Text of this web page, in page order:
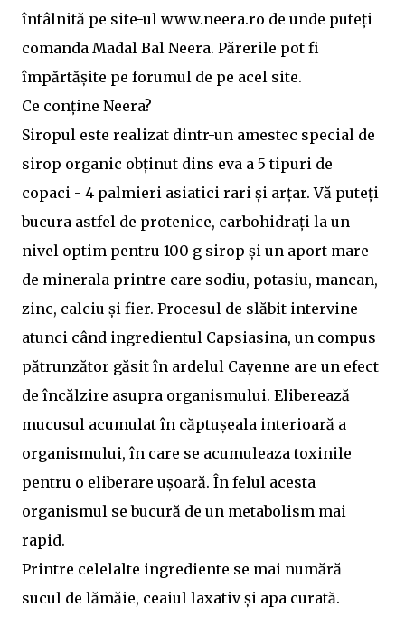
întâlnită pe site-ul www.neera.ro de unde puteți
comanda Madal Bal Neera. Părerile pot fi
împărtășite pe forumul de pe acel site.
Ce conține Neera?
Siropul este realizat dintr-un amestec special de
sirop organic obținut dins eva a 5 tipuri de
copaci - 4 palmieri asiatici rari și arțar. Vă puteți
bucura astfel de protenice, carbohidrați la un
nivel optim pentru 100 g sirop și un aport mare
de minerala printre care sodiu, potasiu, mancan,
zinc, calciu și fier. Procesul de slăbit intervine
atunci când ingredientul Capsiasina, un compus
pătrunzător găsit în ardelul Cayenne are un efect
de încălzire asupra organismului. Eliberează
mucusul acumulat în căptușeala interioară a
organismului, în care se acumuleaza toxinile
pentru o eliberare ușoară. În felul acesta
organismul se bucură de un metabolism mai
rapid.
Printre celelalte ingrediente se mai numără
sucul de lămăie, ceaiul laxativ și apa curată.